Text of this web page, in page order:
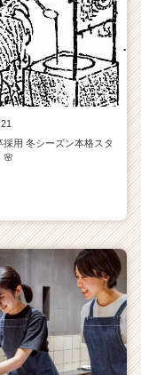
採用 冬シーズン本格スタ
🌸